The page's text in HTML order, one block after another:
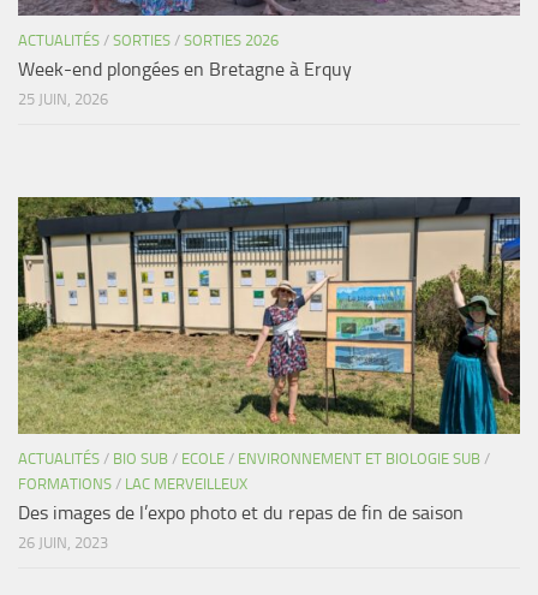
ACTUALITÉS / SORTIES / SORTIES 2026
Week-end plongées en Bretagne à Erquy
25 JUIN, 2026
ACTUALITÉS / BIO SUB / ECOLE / ENVIRONNEMENT ET BIOLOGIE SUB /
FORMATIONS / LAC MERVEILLEUX
Des images de l’expo photo et du repas de fin de saison
26 JUIN, 2023